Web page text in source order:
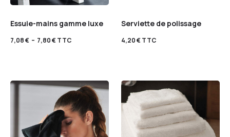
Essuie-mains gamme luxe
7,08€ – 7,80€TTC
Serviette de polissage
4,20€TTC